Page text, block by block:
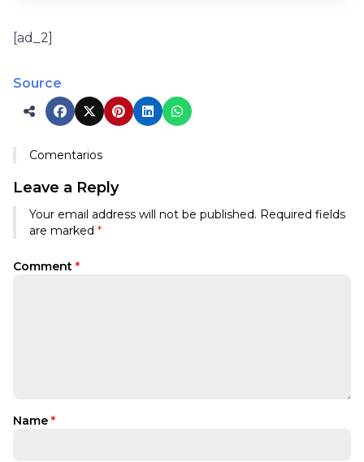
[ad_2]
Source
Comentarios
Leave a Reply
Your email address will not be published. Required fields
are marked *
Comment *
Name *